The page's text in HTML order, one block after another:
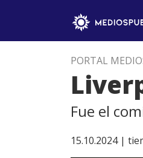
PORTAL
Fue el
15.10.2024 |